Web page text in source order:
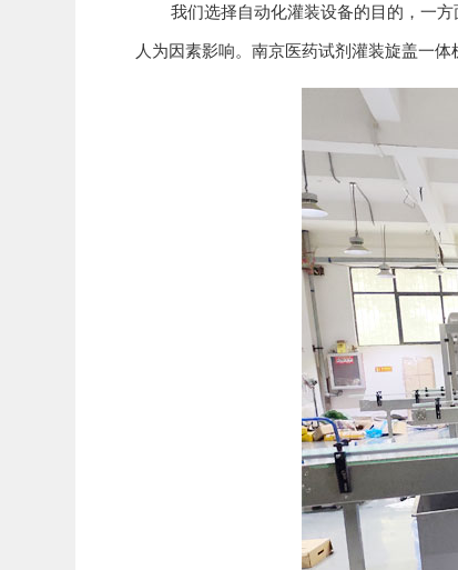
我们选择自动化灌装设备的目的，一方
人为因素影响。 南京医药试剂灌装旋盖一体